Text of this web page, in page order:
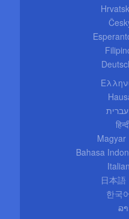
עברית
Magyar
Bahasa
日本語
한국
ລ